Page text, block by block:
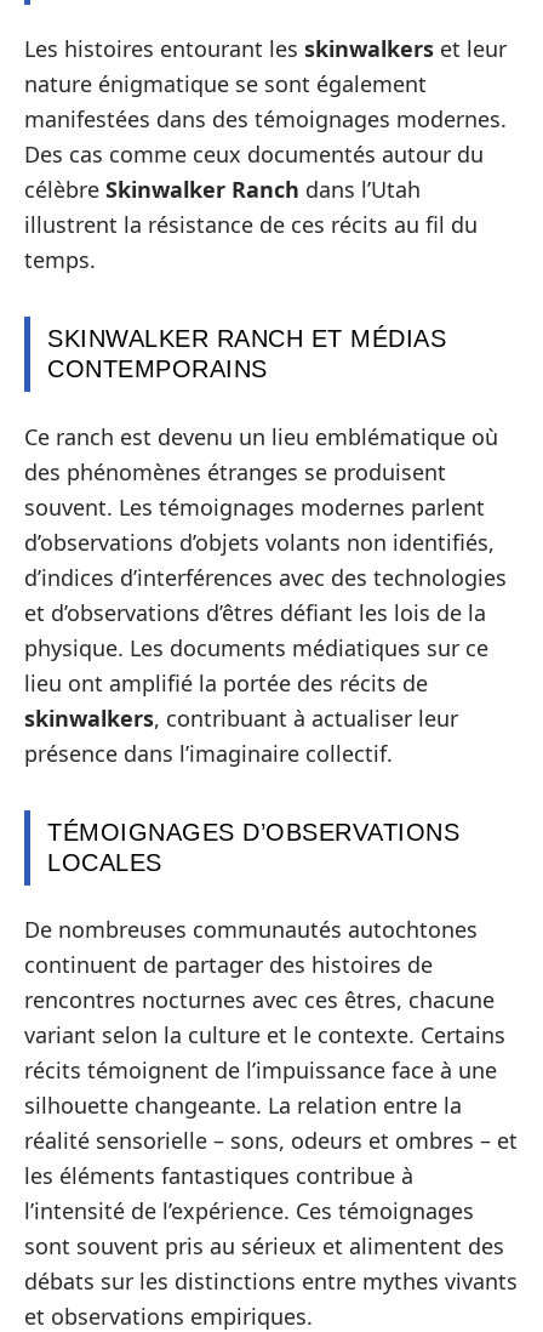
Les histoires entourant les skinwalkers et leur
nature énigmatique se sont également
manifestées dans des témoignages modernes.
Des cas comme ceux documentés autour du
célèbre Skinwalker Ranch dans l’Utah
illustrent la résistance de ces récits au fil du
temps.
SKINWALKER RANCH ET MÉDIAS
CONTEMPORAINS
Ce ranch est devenu un lieu emblématique où
des phénomènes étranges se produisent
souvent. Les témoignages modernes parlent
d’observations d’objets volants non identifiés,
d’indices d’interférences avec des technologies
et d’observations d’êtres défiant les lois de la
physique. Les documents médiatiques sur ce
lieu ont amplifié la portée des récits de
skinwalkers, contribuant à actualiser leur
présence dans l’imaginaire collectif.
TÉMOIGNAGES D’OBSERVATIONS
LOCALES
De nombreuses communautés autochtones
continuent de partager des histoires de
rencontres nocturnes avec ces êtres, chacune
variant selon la culture et le contexte. Certains
récits témoignent de l’impuissance face à une
silhouette changeante. La relation entre la
réalité sensorielle – sons, odeurs et ombres – et
les éléments fantastiques contribue à
l’intensité de l’expérience. Ces témoignages
sont souvent pris au sérieux et alimentent des
débats sur les distinctions entre mythes vivants
et observations empiriques.